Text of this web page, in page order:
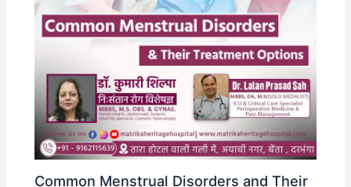
Common Menstrual Disorders and Their